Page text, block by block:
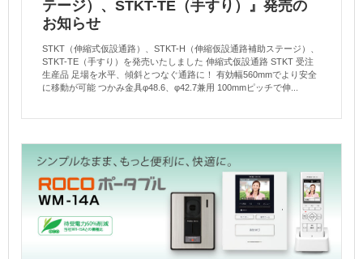
テージ）、STKT-TE（手すり）』発売の
お知らせ
STKT（伸縮式仮設通路）、STKT-H（伸縮仮設通路補助ステージ）、
STKT-TE（手すり）を発売いたしました 伸縮式仮設通路 STKT 受注
生産品 足場を水平、傾斜とつなぐ通路に！ 有効幅560mmでより安全
に移動が可能 つかみ金具φ48.6、φ42.7兼用 100mmピッチで伸...